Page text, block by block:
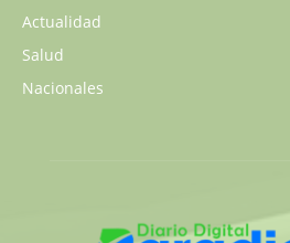
Actualidad
Salud
Nacionales